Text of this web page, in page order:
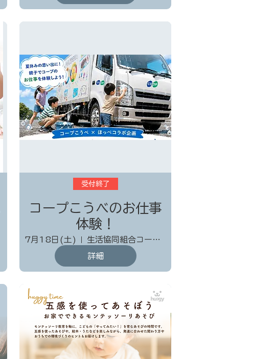
受付終了
コープこうべのお仕事
体験！
7月18日(土)
生活協同組合コープこうべ 協同購入センター三木
詳細